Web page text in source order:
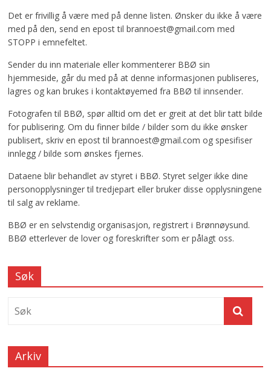
Det er frivillig å være med på denne listen. Ønsker du ikke å være
med på den, send en epost til brannoest@gmail.com med
STOPP i emnefeltet.
Sender du inn materiale eller kommenterer BBØ sin
hjemmeside, går du med på at denne informasjonen publiseres,
lagres og kan brukes i kontaktøyemed fra BBØ til innsender.
Fotografen til BBØ, spør alltid om det er greit at det blir tatt bilde
for publisering. Om du finner bilde / bilder som du ikke ønsker
publisert, skriv en epost til brannoest@gmail.com og spesifiser
innlegg / bilde som ønskes fjernes.
Dataene blir behandlet av styret i BBØ. Styret selger ikke dine
personopplysninger til tredjepart eller bruker disse opplysningene
til salg av reklame.
BBØ er en selvstendig organisasjon, registrert i Brønnøysund.
BBØ etterlever de lover og foreskrifter som er pålagt oss.
Søk
Arkiv